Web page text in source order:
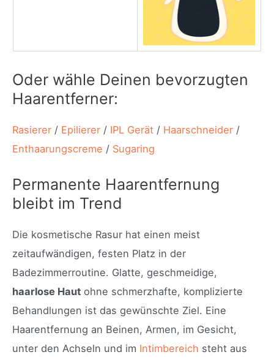
Oder wähle Deinen bevorzugten
Haarentferner:
Rasierer / Epilierer / IPL Gerät / Haarschneider /
Enthaarungscreme / Sugaring
Permanente Haarentfernung
bleibt im Trend
Die kosmetische Rasur hat einen meist
zeitaufwändigen, festen Platz in der
Badezimmerroutine. Glatte, geschmeidige,
haarlose Haut ohne schmerzhafte, komplizierte
Behandlungen ist das gewünschte Ziel. Eine
Haarentfernung an Beinen, Armen, im Gesicht,
unter den Achseln und im Intimbereich steht aus